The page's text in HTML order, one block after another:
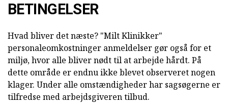
BETINGELSER
Hvad bliver det næste? "Milt Klinikker"
personaleomkostninger anmeldelser gør også for et
miljø, hvor alle bliver nødt til at arbejde hårdt. På
dette område er endnu ikke blevet observeret nogen
klager. Under alle omstændigheder har sagsøgerne er
tilfredse med arbejdsgiveren tilbud.